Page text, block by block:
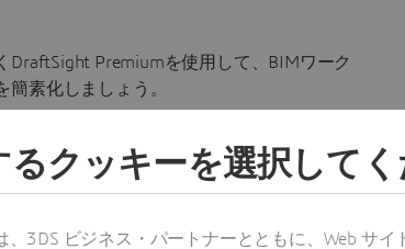
DraftSight Premiumを使用して、BIMワーク
簡素化しましょう。
によるBIMへのアプローチの詳細について
らをご覧ください。
るクッキーを選択して
、3DS ビジネス・パートナーとともに、Web サ